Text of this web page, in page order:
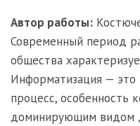
Автор работы:
Современный период
общества
Информатизация — это
процесс, особенность
доминирующим видом